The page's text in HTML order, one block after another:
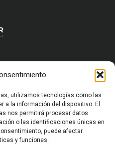
utilizamos tecnologías como las
a la información del dispositivo. El
nos permitirá procesar datos
o las identificaciones únicas en
puede afectar
y funciones.
Y FORMACIÓN
EN ESPAÑA
SUPERVIVENCIA
MILITAR
MILITAR
MILITARES